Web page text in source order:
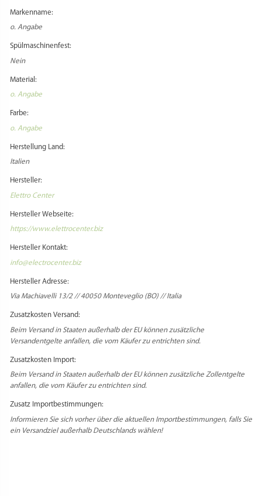
24 × 9 × 4 cm
Markenname:
o. Angabe
Spülmaschinenfest:
Nein
Material:
o. Angabe
Farbe:
o. Angabe
Herstellung Land:
Italien
Hersteller:
Elettro Center
Hersteller Webseite:
https://www.elettrocenter.biz
Hersteller Kontakt:
info@electrocenter.biz
Hersteller Adresse:
Via Machiavelli 13/2 // 40050 Monteveglio (BO) // Italia
Zusatzkosten Versand:
Beim Versand in Staaten außerhalb der EU können zusätzliche
Versandentgelte anfallen, die vom Käufer zu entrichten sind.
Zusatzkosten Import:
Beim Versand in Staaten außerhalb der EU können zusätzliche Zollentgelte
anfallen, die vom Käufer zu entrichten sind.
Zusatz Importbestimmungen: